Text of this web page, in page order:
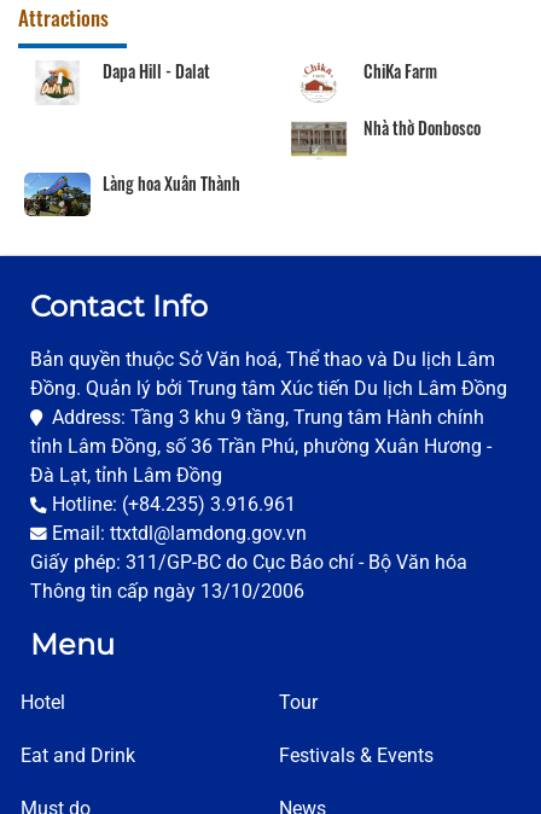
Attractions
Dapa Hill - Dalat ChiKa Farm
Nhà thờ Donbosco
Làng hoa Xuân Thành
Contact Info
Bản quyền thuộc Sở Văn hoá, Thể thao và Du lịch Lâm
Đồng. Quản lý bởi Trung tâm Xúc tiến Du lịch Lâm Đồng
Address: Tầng 3 khu 9 tầng, Trung tâm Hành chính
tỉnh Lâm Đồng, số 36 Trần Phú, phường Xuân Hương -
Đà Lạt, tỉnh Lâm Đồng
Hotline: (+84.235) 3.916.961
Email: ttxtdl@lamdong.gov.vn
Giấy phép: 311/GP-BC do Cục Báo chí - Bộ Văn hóa
Thông tin cấp ngày 13/10/2006
Menu
Hotel
Eat and Drink
Must do
Tour
Festivals & Events
News